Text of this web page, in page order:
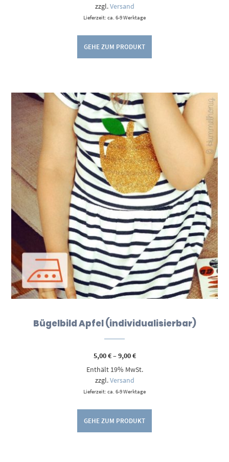
zzgl.Versand
Lieferzeit: ca. 6-9 Werktage
GEHE ZUM PRODUKT
Bügelbild Apfel (individualisierbar)
5,00€–9,00€Preisspanne:
bis
Enthält 19% MwSt.
zzgl.Versand
Lieferzeit: ca. 6-9 Werktage
GEHE ZUM PRODUKT